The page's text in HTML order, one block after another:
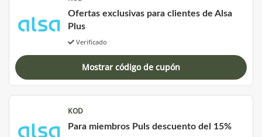
Ofertas exclusivas para clientes de Alsa
Plus
Verificado
Mostrar código de cupón
KOD
Para miembros Puls descuento del 15%